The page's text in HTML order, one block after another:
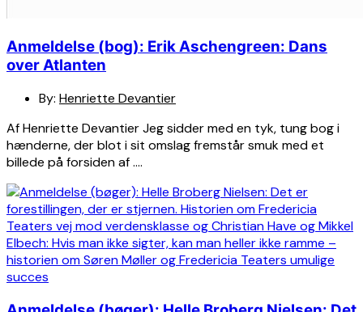
Anmeldelse (bog): Erik Aschengreen: Dans
over Atlanten
By: Henriette Devantier
Af Henriette Devantier Jeg sidder med en tyk, tung bog i
hænderne, der blot i sit omslag fremstår smuk med et
billede på forsiden af ….